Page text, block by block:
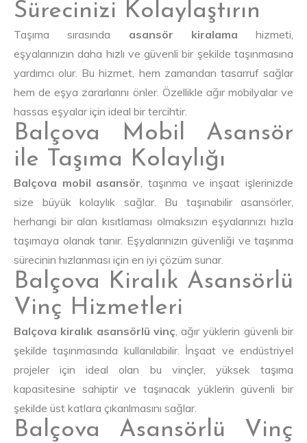
Sürecinizi Kolaylaştırın
Taşıma sırasında asansör kiralama hizmeti,
eşyalarınızın daha hızlı ve güvenli bir şekilde taşınmasına
yardımcı olur. Bu hizmet, hem zamandan tasarruf sağlar
hem de eşya zararlarını önler. Özellikle ağır mobilyalar ve
hassas eşyalar için ideal bir tercihtir.
Balçova Mobil Asansör
ile Taşıma Kolaylığı
Balçova mobil asansör , taşınma ve inşaat işlerinizde
size büyük kolaylık sağlar. Bu taşınabilir asansörler,
herhangi bir alan kısıtlaması olmaksızın eşyalarınızı hızla
taşımaya olanak tanır. Eşyalarınızın güvenliği ve taşınma
sürecinin hızlanması için en iyi çözüm sunar.
Balçova Kiralık Asansörlü
Vinç Hizmetleri
Balçova kiralık asansörlü vinç , ağır yüklerin güvenli bir
şekilde taşınmasında kullanılabilir. İnşaat ve endüstriyel
projeler için ideal olan bu vinçler, yüksek taşıma
kapasitesine sahiptir ve taşınacak yüklerin güvenli bir
şekilde üst katlara çıkarılmasını sağlar.
Balçova Asansörlü Vinç